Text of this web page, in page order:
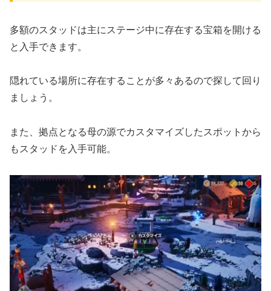
多額のスタッドは主にステージ中に存在する宝箱を開ける
と入手できます。
隠れている場所に存在することが多々あるので探して回り
ましょう。
また、拠点となる母の源でカスタマイズしたスポットから
もスタッドを入手可能。